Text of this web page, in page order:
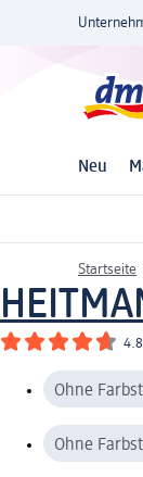
Neu
Startseite
4.8
Ohne
Ohne